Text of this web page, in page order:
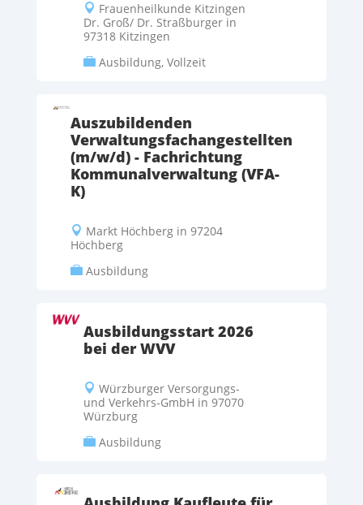
 Frauenheilkunde Kitzingen
Dr. Groß/ Dr. Straßburger in
97318 Kitzingen
 Ausbildung, Vollzeit
Auszubildenden
Verwaltungsfachangestellten
(m/w/d) - Fachrichtung
Kommunalverwaltung (VFA-
K)
 Markt Höchberg in 97204
Höchberg
Ausbildung
Ausbildungsstart 2026
bei der WVV
 Würzburger Versorgungs-
und Verkehrs-GmbH in 97070
Würzburg
 Ausbildung